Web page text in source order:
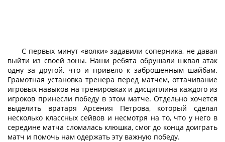
С первых минут «волки» задавили соперника, не давая
выйти из своей зоны. Наши ребята обрушали шквал атак
одну за другой, что и привело к заброшенным шайбам.
Грамотная установка тренера перед матчем, оттачивание
игровых навыков на тренировках и дисциплина каждого из
игроков принесли победу в этом матче. Отдельно хочется
выделить вратаря Арсения Петрова, который сделал
несколько классных сейвов и несмотря на то, что у него в
середине матча сломалась клюшка, смог до конца доиграть
матч и помочь нам одержать эту важную победу.